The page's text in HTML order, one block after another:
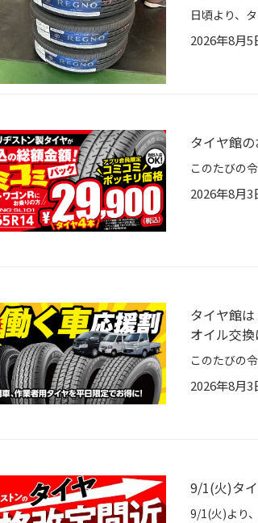
2026年8月5
タイヤ館
2026年8月3
タイヤ館
オイル交
2026年8月3
9/1(火)タ